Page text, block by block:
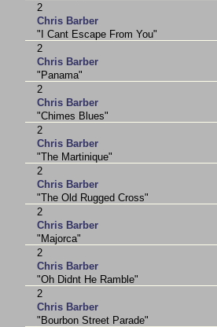
2
Chris Barber
"I Cant Escape From You"
2
Chris Barber
"Panama"
2
Chris Barber
"Chimes Blues"
2
Chris Barber
"The Martinique"
2
Chris Barber
"The Old Rugged Cross"
2
Chris Barber
"Majorca"
2
Chris Barber
"Oh Didnt He Ramble"
2
Chris Barber
"Bourbon Street Parade"